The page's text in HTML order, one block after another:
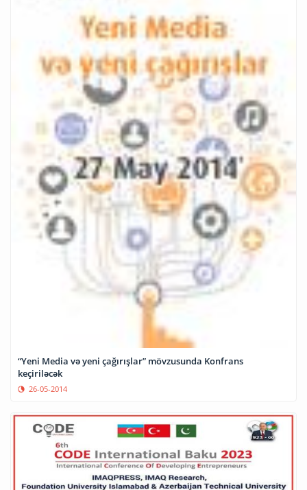
“Yeni Media və yeni çağırışlar” mövzusunda Konfrans
keçiriləcək
26-05-2014